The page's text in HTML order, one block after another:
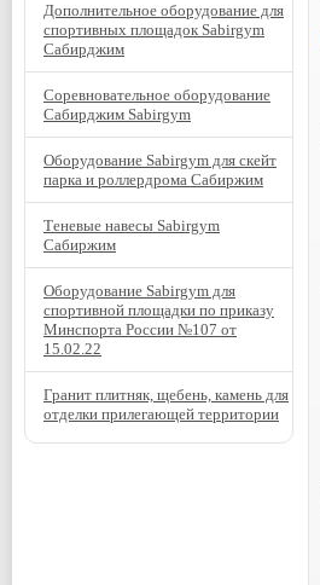
Дополнительное оборудование для
спортивных площадок Sabirgym
Сабирджим
Соревновательное оборудование
Сабирджим Sabirgym
Оборудование Sabirgym для скейт
парка и роллердрома Сабиржим
Теневые навесы Sabirgym
Сабиржим
Оборудование Sabirgym для
спортивной площадки по приказу
Минспорта России №107 от
15.02.22
Гранит плитняк, щебень, камень для
отделки прилегающей территории